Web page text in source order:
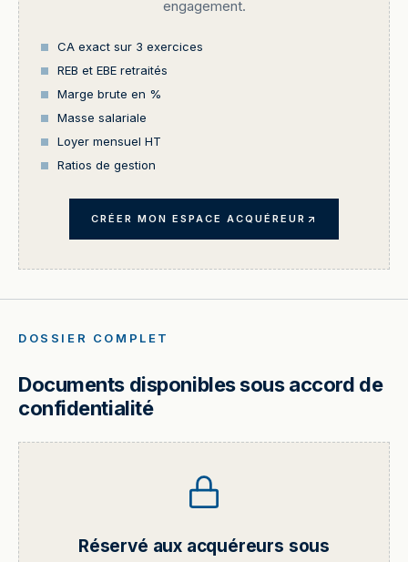
engagement.
CA exact sur 3 exercices
REB et EBE retraités
Marge brute en %
Masse salariale
Loyer mensuel HT
Ratios de gestion
CRÉER MON ESPACE ACQUÉREUR
DOSSIER COMPLET
Documents disponibles sous accord de
confidentialité
Réservé aux acquéreurs sous